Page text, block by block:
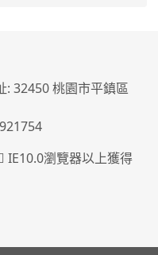
: 32450 桃園市平鎮區
IE10.0瀏覽器以上獲得